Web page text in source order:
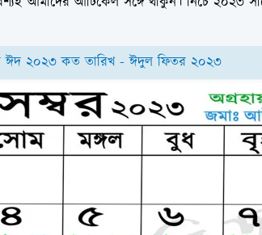
ঈদ ২০২৩ কত তারিখ - ঈদুল ফিতর ২০২৩